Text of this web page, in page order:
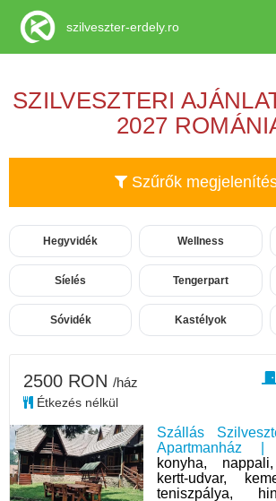
SZILVESZTERI
2027
Szűrők
Hegyvidék Wellness
Síelés Tengerpart
Sóvidék Kastélyok
Szállás
Apartmanház |
konyha,
kertt-udvar,
teniszpálya,
2500 RON /ház
Étkezés nélkül
szilveszter-erdely.ro